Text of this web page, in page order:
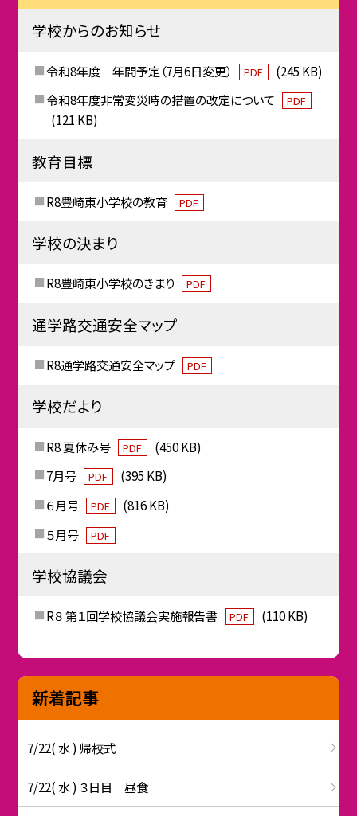
学校からのお知らせ
令和8年度 年間予定（7月6日変更） PDF
(245 KB)
令和8年度非常変災時の措置の改定について
PDF
(121 KB)
教育目標
R8豊崎東小学校の教育 PDF
学校の決まり
R8豊崎東小学校のきまり PDF
通学路交通安全マップ
R8通学路交通安全マップ PDF
学校だより
R8 夏休み号 PDF
(450 KB)
7月号
PDF
(395 KB)
６月号
PDF
(816 KB)
５月号
PDF
学校協議会
R８ 第１回学校協議会実施報告書 PDF (110 KB)
新着記事
7/22( 水 ) 帰校式
7/22( 水 ) ３日目 昼食